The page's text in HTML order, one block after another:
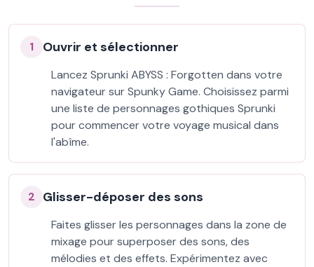
1 Ouvrir et sélectionner
Lancez Sprunki ABYSS : Forgotten dans votre
navigateur sur Spunky Game. Choisissez parmi
une liste de personnages gothiques Sprunki
pour commencer votre voyage musical dans
l'abîme.
2 Glisser-déposer des sons
Faites glisser les personnages dans la zone de
mixage pour superposer des sons, des
mélodies et des effets. Expérimentez avec